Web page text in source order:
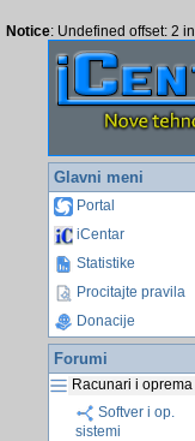
Notice: Undefined offset: 2 in
Glavni meni
Portal
iCentar
Statistike
Procitajte pravila
Donacije
Forumi
Racunari i oprema
Softver i op.
sistemi